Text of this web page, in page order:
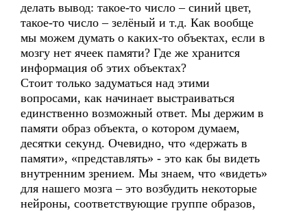
делать вывод: такое-то число – синий цвет,
такое-то число – зелёный и т.д. Как вообще
мы можем думать о каких-то объектах, если в
мозгу нет ячеек памяти? Где же хранится
информация об этих объектах?
Стоит только задуматься над этими
вопросами, как начинает выстраиваться
единственно возможный ответ. Мы держим в
памяти образ объекта, о котором думаем,
десятки секунд. Очевидно, что «держать в
памяти», «представлять» - это как бы видеть
внутренним зрением. Мы знаем, что «видеть»
для нашего мозга – это возбудить некоторые
нейроны, соответствующие группе образов,